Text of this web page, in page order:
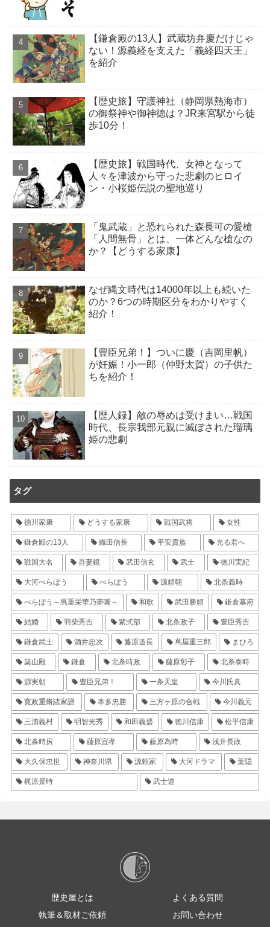
【鎌倉殿の13人】武蔵坊弁慶だけじゃ
ない！源義経を支えた「義経四天王」
を紹介
【歴史旅】守護神社（静岡県熱海市）
の御祭神や御神徳は？JR来宮駅から徒
歩10分！
【歴史旅】戦国時代、女神となって
人々を津波から守った悲劇のヒロイ
ン・小桜姫伝説の聖地巡り
「鬼武蔵」と恐れられた森長可の愛槍
「人間無骨」とは、一体どんな槍なの
か？【どうする家康】
なぜ縄文時代は14000年以上も続いた
のか？6つの時期区分をわかりやすく
紹介！
【豊臣兄弟！】ついに慶（吉岡里帆）
が妊娠！小一郎（仲野太賀）の子供た
ちを紹介！
【歴人録】敵の辱めは受けまい…戦国
時代、長宗我部元親に滅ぼされた瑠璃
姫の悲劇
タグ
徳川家康 どうする家康 戦国武将 女性
鎌倉殿の13人 織田信長 平安貴族 光る君へ
戦国大名 吾妻鏡 武田信玄 武士 徳川実紀
大河べらぼう べらぼう 源頼朝 北条義時
べらぼう～蔦重栄華乃夢噺～ 和歌 武田勝頼 鎌倉幕府
結婚 羽柴秀吉 紫式部 北条政子 豊臣秀吉
鎌倉武士 酒井忠次 藤原道長 蔦屋重三郎 まひろ
築山殿 鎌倉 北条時政 藤原彰子 北条泰時
源実朝 豊臣兄弟！ 一条天皇 今川氏真
寛政重脩諸家譜 本多忠勝 三方ヶ原の合戦 今川義元
三浦義村 明智光秀 和田義盛 徳川信康 松平信康
北条時房 藤原宣孝 藤原為時 浅井長政
大久保忠世 神奈川県 源頼家 大河ドラマ 葉隠
梶原景時 武士道
歴史屋とは
よくある質問
執筆＆取材ご依頼
お問い合わせ